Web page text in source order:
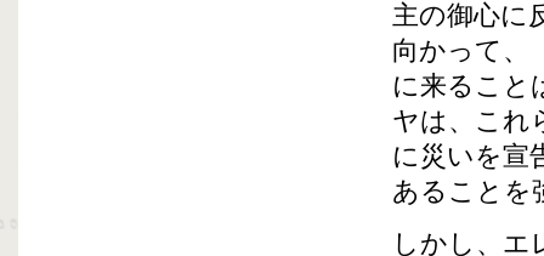
主の御心に
向かって、
に来ること
ヤは、これ
に災いを宣
あることを
しかし、エ